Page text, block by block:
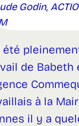
Godin,
été
de Babeth
à la
il y a